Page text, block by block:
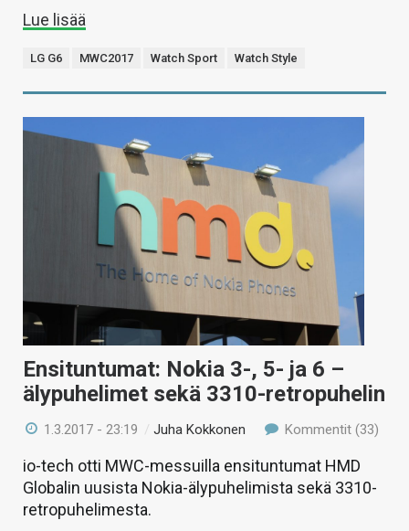
Lue lisää
LG G6 MWC2017 Watch Sport Watch Style
Ensituntumat: Nokia 3-, 5- ja 6 –
älypuhelimet sekä 3310-retropuhelin
1.3.2017 - 23:19 /Juha Kokkonen Kommentit (33)
io-tech otti MWC-messuilla ensituntumat HMD
Globalin uusista Nokia-älypuhelimista sekä 3310-
retropuhelimesta.